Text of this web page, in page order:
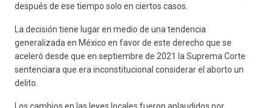
después de ese tiempo solo en ciertos casos.
La decisión tiene lugar en medio de una tendencia
generalizada en México en favor de este derecho que se
aceleró desde que en septiembre de 2021 la Suprema Corte
sentenciara que era inconstitucional considerar el aborto un
delito.